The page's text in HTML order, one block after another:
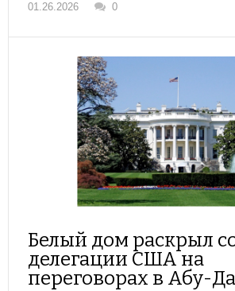
01.26.2026 0
Белый дом раскрыл
делегации США на
переговорах в Абу-